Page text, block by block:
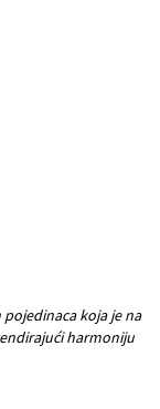
koja je na
harmoniju